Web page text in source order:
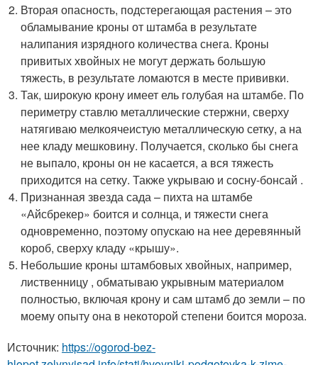
Признанная звезда сада – пихта на штамбе
«Айсбрекер» боится и солнца, и тяжести снега
одновременно, поэтому опускаю на нее деревянный
короб, сверху кладу «крышу».
Небольшие кроны штамбовых хвойных, например,
лиственницу , обматываю укрывным материалом
полностью, включая крону и сам штамб до земли – по
моему опыту она в некоторой степени боится мороза.
Источник:https://ogorod-bez-
hlopot.zelynyjsad.info/stati/hvoyniki-podgotovka-k-zime-
hvoynye-rasteniya-osenyu-podgotovka-k-zime
Полив хвойных осенью. Уход за
хвойными осенью
Вечнозеленые растения очень популярны в настоящее
время. Разнообразные формы и оттенки цветов
позволяют помещать их в композиции с большим
течение всего года и не требуют сложного ухода.